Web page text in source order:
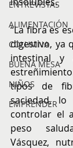
ENTREVISTAS
ALIMENTACIÓN
COLUMNA
BUENA MESA
NIÑOS
EMPRENDER
“La fibra es
digestivo, ya
intestinal y
tipos de
saciedad,
controlar el
peso
Vásquez,